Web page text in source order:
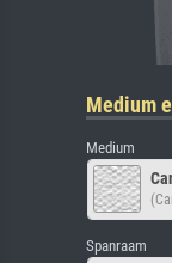
Medium
Medium
Spanraam